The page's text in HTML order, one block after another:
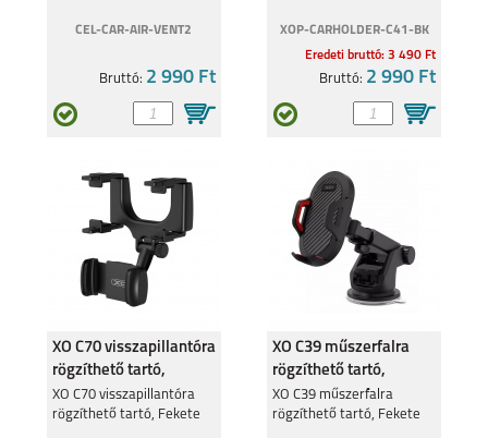
NOKIA 2.2 NOKIA 1 PLUS
NOKIA 3.1 PLUS
CEL-CAR-AIR-VENT2
Bruttó: 2 990 Ft
XOP-CARHOLDER-C41-BK
Eredeti bruttó: 3 490 Ft
Bruttó: 2 990 Ft
XO C70 visszapillantóra
rögzíthető tartó,
Fekete
XO C70 visszapillantóra
rögzíthető tartó, Fekete
XO C39 műszerfalra
rögzíthető tartó,
Fekete
XO C39 műszerfalra
rögzíthető tartó, Fekete